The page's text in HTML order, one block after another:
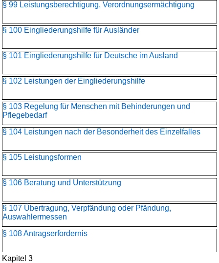
§ 99 Leistungsberechtigung, Verordnungsermächtigung
§ 100 Eingliederungshilfe für Ausländer
§ 101 Eingliederungshilfe für Deutsche im Ausland
§ 102 Leistungen der Eingliederungshilfe
§ 103 Regelung für Menschen mit Behinderungen und
Pflegebedarf
§ 104 Leistungen nach der Besonderheit des Einzelfalles
§ 105 Leistungsformen
§ 106 Beratung und Unterstützung
§ 107 Übertragung, Verpfändung oder Pfändung,
Auswahlermessen
§ 108 Antragserfordernis
Kapitel 3